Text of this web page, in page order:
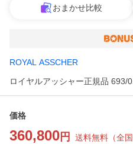
おまかせ比較
ROYAL ASSCHER
ロイヤルアッシャー正規品 693/
価格
360,800 円 送料無料 （全